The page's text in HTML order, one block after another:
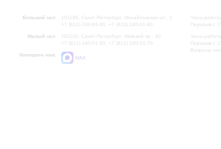
Большой зал:
191186, Санкт-Петербург, Михайловская ул., 2
+7 (812) 240-01-00, +7 (812) 240-01-80
Малый зал:
191011, Санкт-Петербург, Невский пр., 30
+7 (812) 240-01-00, +7 (812) 240-01-70
Напишите нам:
MAX
Часы
Перерыв с
Часы
Перерыв с
Вопросы